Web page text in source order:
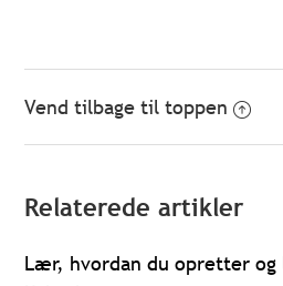
Vend tilbage til toppen
Relaterede artikler
Lær, hvordan du opretter og